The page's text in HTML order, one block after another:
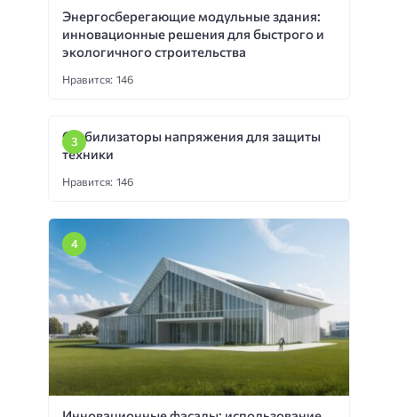
Энергосберегающие модульные здания:
инновационные решения для быстрого и
экологичного строительства
Нравится: 146
Стабилизаторы напряжения для защиты
техники
Нравится: 146